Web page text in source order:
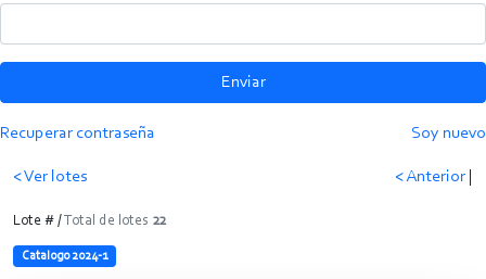
Enviar
Recuperar contraseña Soy nuevo
< Ver lotes < Anterior
Lote # /Total de lotes 22
Catalogo 2024-1